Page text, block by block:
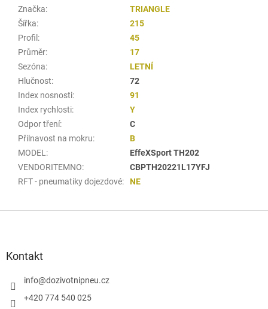
Značka:
TRIANGLE
Šířka:
215
Profil :
45
Průměr:
17
Sezóna:
LETNÍ
Hlučnost:
72
Index nosnosti:
91
Index rychlosti:
Y
Odpor tření:
C
Přilnavost na mokru:
B
MODEL :
EffeXSport TH202
VENDORITEMNO:
CBPTH20221L17YFJ
RFT - pneumatiky dojezdové: NE
Kontakt
info@dozivotnipneu.cz
+420 774 540 025